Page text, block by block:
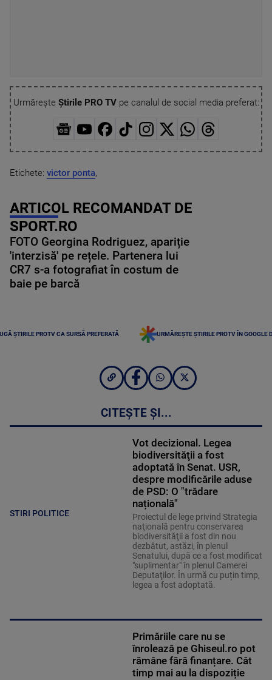
Urmărește Știrile PRO TVpe canalul de social media preferat:
Etichete: victor ponta,
ARTICOL RECOMANDAT DE
SPORT.RO
FOTO Georgina Rodriguez, apariție
'interzisă' pe rețele. Partenera lui
CR7 s-a fotografiat în costum de
baie pe barcă
ȘTIRILE PROTV CA SURSĂ PREFERATĂ URMĂREȘTE ȘTIRILE PROTV ÎN GOOGLE
CITEȘTE ȘI...
STIRI POLITICE
Vot decizional. Legea
biodiversităţii a fost
adoptată în Senat. USR,
despre modificările aduse
de PSD: O "trădare
națională"
Proiectul de lege privind Strategia
naţională pentru conservarea
biodiversităţii a fost din nou
dezbătut, astăzi, în plenul
Senatului, după ce a fost modificat
"suplimentar" în plenul Camerei
Deputaţilor. În urmă cu puțin timp,
legea a fost adoptată.
Primăriile care nu se
înrolează pe Ghiseul.ro pot
rămâne fără finanțare. Cât
timp mai au la dispoziție